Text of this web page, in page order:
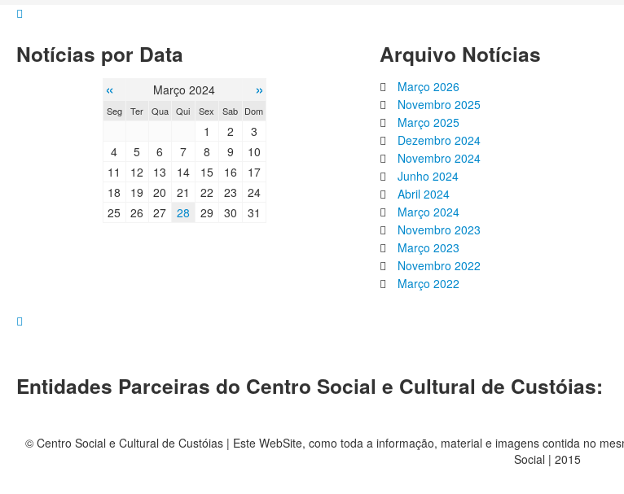
Notícias por Data
« Março 2024 »
Seg Ter Qua Qui Sex Sab Dom
1 2
3
4
5 6 7 8 9
10
11
12 13 14 15 16
17
18
19 20 21 22 23
24
25
26 27 28 29 30 31
Arquivo Notícias
Março 2026
Novembro 2025
Março 2025
Dezembro 2024
Novembro 2024
Junho 2024
Abril 2024
Março 2024
Novembro 2023
Março 2023
Novembro 2022
Março 2022
Entidades Parceiras do Centro Social e Cultural de Custóias:
© Centro Social e Cultural de Custóias | Este WebSite, como toda a informação, material e imagens contida no
Social | 2015